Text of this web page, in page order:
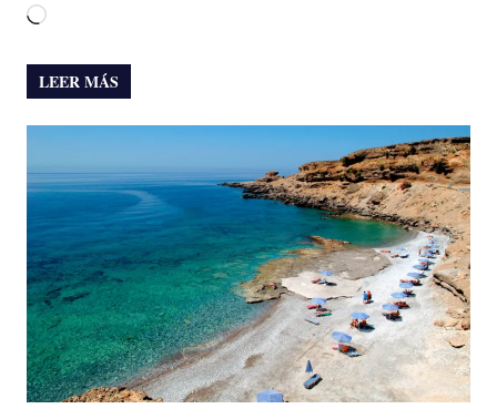
Cargando...
LEER MÁS